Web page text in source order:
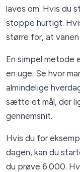
laves om. Hvis du
stoppe hurtigt.
større for, at vanen
En simpel metode
en uge. Se hvor
almindelige
sætte et mål, der
gennemsnit.
Hvis du for
dagen, kan du
du prøve 6.000.